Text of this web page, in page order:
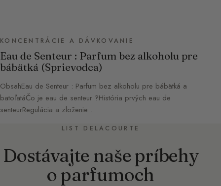
KONCENTRÁCIE A DÁVKOVANIE
Eau de Senteur : Parfum bez alkoholu pre
bábätká (Sprievodca)
ObsahEau de Senteur : Parfum bez alkoholu pre bábätká a
batoľatáČo je eau de senteur ?História prvých eau de
senteurRegulácia a zloženie…
LIST DELACOURTE
Dostávajte naše príbehy
o parfumoch